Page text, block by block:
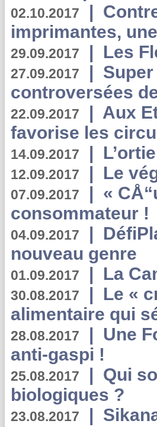
02.10.2017 |
imprimantes,
29.09.2017 | Les
27.09.2017 |
controversées
22.09.2017 | Aux
favorise les
14.09.2017 |
12.09.2017 | Le
07.09.2017 | «
consommateur !
04.09.2017 |
nouveau genre
01.09.2017 | La
30.08.2017 | Le «
alimentaire qui
28.08.2017 | Une
anti-gaspi !
25.08.2017 | Qui
biologiques ?
23.08.2017 |